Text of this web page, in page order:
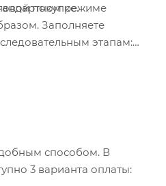
покупке.режиме
Заполняете
этапам:
заказ».
способом. В
3 варианта оплаты: